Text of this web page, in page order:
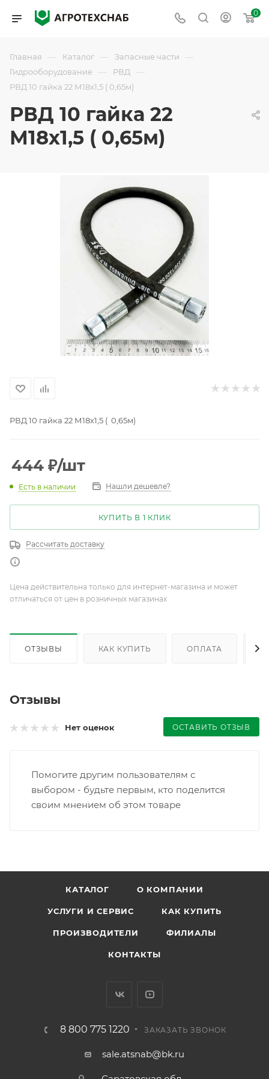
0
Главная — Каталог — Запасные части —
Гидрооборудование — РВД —
РВД 10 гайка 22 М18х1,5 ( 0,65м)
РВД 10 гайка 22
М18х1,5 ( 0,65м)
РВД 10 гайка 22 М18х1,5 ( 0,65м)
444 ₽/шт
Есть в наличии Нашли дешевле?
КУПИТЬ В 1 КЛИК
Рассчитать доставку
Цена действительна только для интернет-магазина и может
отличаться от цен в розничных магазинах
ОТЗЫВЫ КАК КУПИТЬ ОПЛАТА
Отзывы
Нет оценок ОСТАВИТЬ ОТЗЫВ
Помогите другим пользователям с
выбором - будьте первым, кто поделится
своим мнением об этом товаре
КАТАЛОГ О КОМПАНИИ
УСЛУГИ И СЕРВИС КАК КУПИТЬ
ПРОИЗВОДИТЕЛИ ФИЛИАЛЫ
КОНТАКТЫ
8 800 775 1220 ЗАКАЗАТЬ ЗВОНОК
sale.atsnab@bk.ru